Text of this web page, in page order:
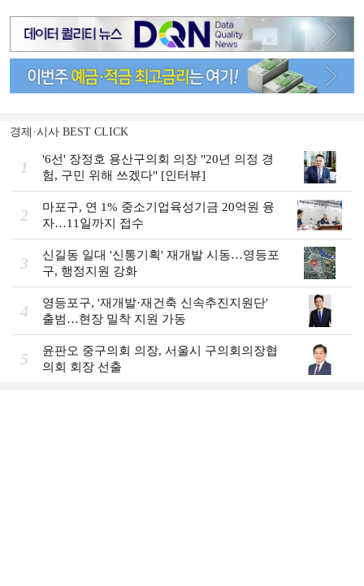
경제·시사 BEST CLICK
1
'6선' 장정호 용산구의회 의장 "20년 의정 경
험, 구민 위해 쓰겠다" [인터뷰]
2
마포구, 연 1% 중소기업육성기금 20억원 융
자…11일까지 접수
3
신길동 일대 '신통기획' 재개발 시동…영등포
구, 행정지원 강화
4
영등포구, '재개발·재건축 신속추진지원단'
출범…현장 밀착 지원 가동
5
윤판오 중구의회 의장, 서울시 구의회의장협
의회 회장 선출